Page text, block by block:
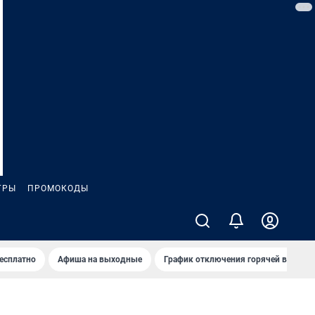
ПРОМОКОДЫ
Афиша на выходные График отключения горячей воды в